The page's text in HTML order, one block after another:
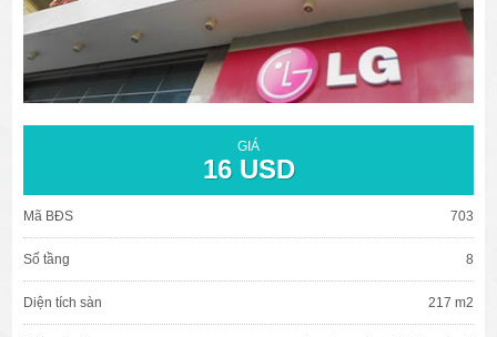
GIÁ
16 USD
Mã BĐS 703
Số tầng 8
Diện tích sàn 217 m2
văn phòng cho thuê quận 3
văn phòng quận 1
văn phòng quận 3
cao ốc văn phòng quận 1
cao ốc văn phòng quận 3